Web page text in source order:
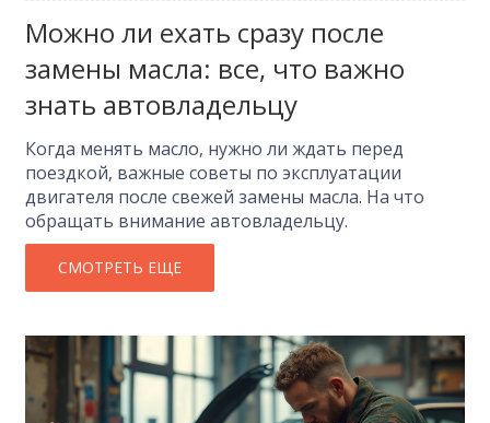
Можно ли ехать сразу после
замены масла: все, что важно
знать автовладельцу
Когда менять масло, нужно ли ждать перед
поездкой, важные советы по эксплуатации
двигателя после свежей замены масла. На что
обращать внимание автовладельцу.
СМОТРЕТЬ ЕЩЕ